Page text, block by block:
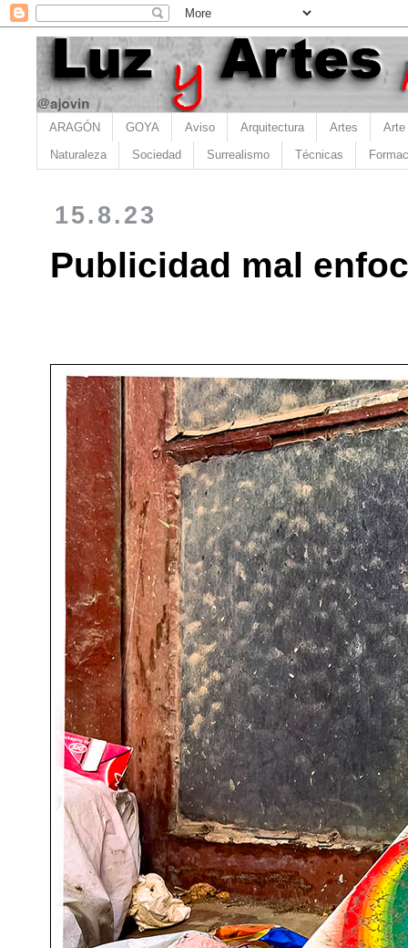
ARAGÓN GOYA Aviso Arquitectura Artes Arte
Naturaleza Sociedad Surrealismo Técnicas
15.8.23
Publicidad mal